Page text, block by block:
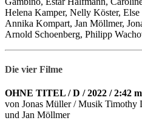
Helena Kamper, Nelly Köster,
Annika Kompart, Jan Möllmer,
Arnold Schoenberg, Philipp
Die vier Filme
OHNE TITEL / D / 2022 / 2:42
von Jonas Müller / Musik
und Jan Möllmer